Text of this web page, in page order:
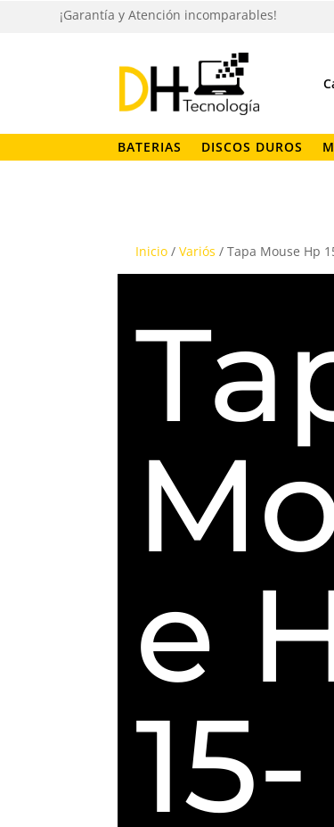
¡Garantía y Atención incomparables!
BATERIAS DISCOS DUROS
Inicio / Variós / Tapa Mouse Hp
e
15-